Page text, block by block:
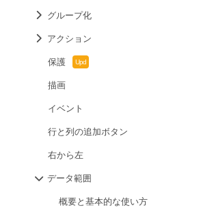
グループ化
アクション
保護
描画
イベント
行と列の追加ボタン
右から左
データ範囲
概要と基本的な使い方